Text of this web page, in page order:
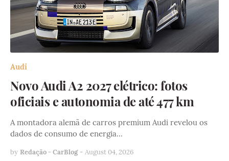
Audi
Novo Audi A2 2027 elétrico: fotos
oficiais e autonomia de até 477 km
A montadora alemã de carros premium Audi revelou os
dados de consumo de energia…
by Redação - CarBlog - August 04, 2026